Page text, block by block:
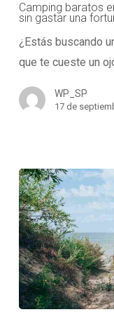
en
Valencia:
¡Disfruta
de
la
naturaleza
una
fortuna!
Camping baratos
sin gastar una
¿Estás buscando
que te cueste un
WP_SP
17 de